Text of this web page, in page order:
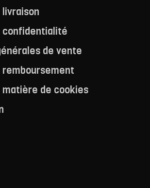
confidentialité
de vente
matière de cookies